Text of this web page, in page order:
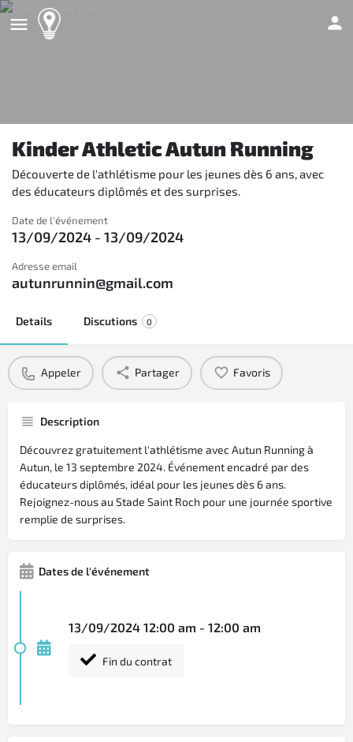
Kinder Athletic Autun Running
Découverte de l'athlétisme pour les jeunes dès 6 ans, avec
des éducateurs diplômés et des surprises.
Date de l'événement
13/09/2024 - 13/09/2024
Adresse email
autunrunnin@gmail.com
Details Discutions 0
Appeler Partager Favoris
Description
Découvrez gratuitement l'athlétisme avec Autun Running à
Autun, le 13 septembre 2024. Événement encadré par des
éducateurs diplômés, idéal pour les jeunes dès 6 ans.
Rejoignez-nous au Stade Saint Roch pour une journée sportive
remplie de surprises.
Dates de l'événement
13/09/2024 12:00 am - 12:00 am
Fin du contrat